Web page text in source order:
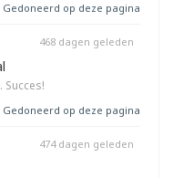
Gedoneerd op deze pagina
468 dagen geleden
Gedoneerd op deze pagina
474 dagen geleden